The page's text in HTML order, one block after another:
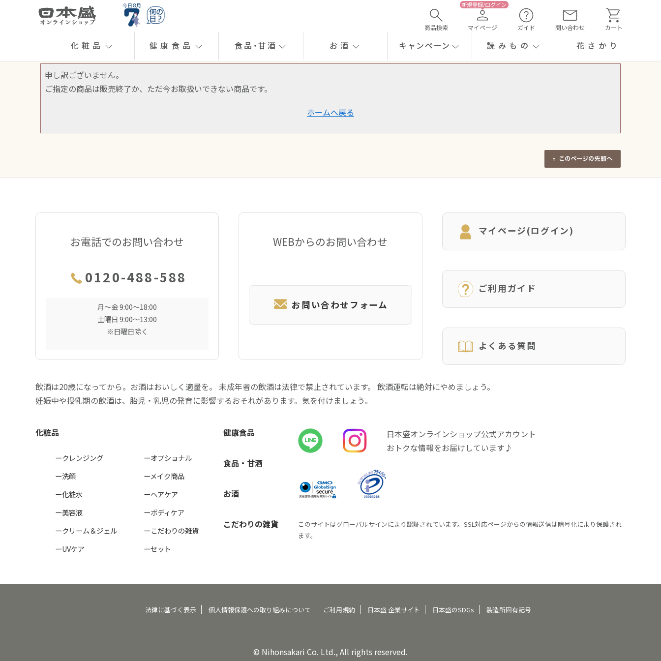
今日 8月
商品検索 マイページ ガイド 問い合わせ カート
化粧品 健康食品 食品・甘酒 お酒 キャンペーン 読みもの 花さかり
申し訳ございません。
ご指定の商品は販売終了か、ただ今お取扱いできない商品です。
ホームへ戻る
お電話でのお問い合わせ
0120-488-588
月〜金 9:00〜18:00
土曜日 9:00〜13:00
※日曜日除く
WEBからのお問い合わせ
お問い合わせフォーム
マイページ(ログイン)
ご利用ガイド
よくある質問
飲酒は20歳になってから。お酒はおいしく適量を。 未成年者の飲酒は法律で禁止されています。 飲酒運転は絶対にやめましょう。
妊娠中や授乳期の飲酒は、胎児・乳児の発育に影響するおそれがあります。気を付けましょう。
化粧品
ークレンジング
ー洗顔
ー化粧水
ー美容液
ークリーム＆ジェル
ーUVケア
ーオプショナル
ーメイク商品
ーヘアケア
ーボディケア
ーこだわりの雑貨
ーセット
健康食品
食品・甘酒
お酒
こだわりの雑貨
日本盛オンラインショップ公式アカウント
おトクな情報をお届けしています♪
このサイトはグローバルサインにより認証されています。SSL対応ページからの情報送信は暗号化により保護され
ます。
法律に基づく表示 個人情報保護への取り組みについて ご利用規約 日本盛 企業サイト 日本盛のSDGs 製造所固有記号
© Nihonsakari Co. Ltd., All rights reserved.